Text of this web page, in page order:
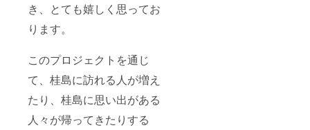
き、とても嬉しく思ってお
ります。
このプロジェクトを通じ
て、桂島に訪れる人が増え
たり、桂島に思い出がある
人々が帰ってきたりする